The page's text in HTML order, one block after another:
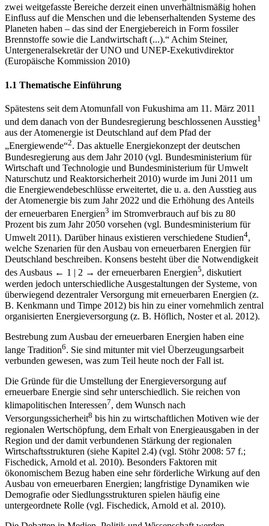
zwei weitgefasste Bereiche derzeit einen unverhältnismäßig hohen
Einfluss auf die Menschen und die lebenserhaltenden Systeme des
Planeten haben – das sind der Energiebereich in Form fossiler
Brennstoffe sowie die Landwirtschaft (...).“ Achim Steiner,
Untergeneralsekretär der UNO und UNEP-Exekutivdirektor
(Europäische Kommission 2010)
1.1 Thematische Einführung
Spätestens seit dem Atomunfall von Fukushima am 11. März 2011
und dem danach von der Bundesregierung beschlossenen Ausstieg1
aus der Atomenergie ist Deutschland auf dem Pfad der
„Energiewende“2. Das aktuelle Energiekonzept der deutschen
Bundesregierung aus dem Jahr 2010 (vgl. Bundesministerium für
Wirtschaft und Technologie und Bundesministerium für Umwelt
Naturschutz und Reaktorsicherheit 2010) wurde im Juni 2011 um
die Energiewendebeschlüsse erweitertet, die u. a. den Ausstieg aus
der Atomenergie bis zum Jahr 2022 und die Erhöhung des Anteils
der erneuerbaren Energien3 im Stromverbrauch auf bis zu 80
Prozent bis zum Jahr 2050 vorsehen (vgl. Bundesministerium für
Umwelt 2011). Darüber hinaus existieren verschiedene Studien4,
welche Szenarien für den Ausbau von erneuerbaren Energien für
Deutschland beschreiben. Konsens besteht über die Notwendigkeit
des Ausbaus ← 1 | 2 → der erneuerbaren Energien5, diskutiert
werden jedoch unterschiedliche Ausgestaltungen der Systeme, von
überwiegend dezentraler Versorgung mit erneuerbaren Energien (z.
B. Kenkmann und Timpe 2012) bis hin zu einer vornehmlich zentral
organisierten Energieversorgung (z. B. Höflich, Noster et al. 2012).
Bestrebung zum Ausbau der erneuerbaren Energien haben eine
lange Tradition6. Sie sind mitunter mit viel Überzeugungsarbeit
verbunden gewesen, was zum Teil heute noch der Fall ist.
Die Gründe für die Umstellung der Energieversorgung auf
erneuerbare Energie sind sehr unterschiedlich. Sie reichen von
klimapolitischen Interessen7, dem Wunsch nach
Versorgungssicherheit8 bis hin zu wirtschaftlichen Motiven wie der
regionalen Wertschöpfung, dem Erhalt von Energieausgaben in der
Region und der damit verbundenen Stärkung der regionalen
Wirtschaftsstrukturen (siehe Kapitel 2.4) (vgl. Stöhr 2008: 57 f.;
Fischedick, Arnold et al. 2010). Besonders Faktoren mit
ökonomischem Bezug haben eine sehr förderliche Wirkung auf den
Ausbau von erneuerbaren Energien; langfristige Dynamiken wie
Demografie oder Siedlungsstrukturen spielen häufig eine
untergeordnete Rolle (vgl. Fischedick, Arnold et al. 2010).